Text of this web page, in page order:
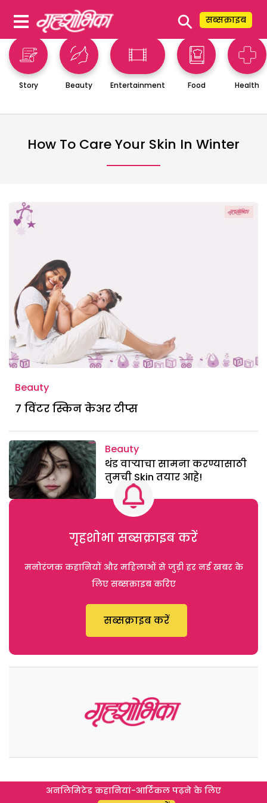
⚲ सब्सक्राइब
Story Beauty Entertainment Food Health
How To Care Your Skin In Winter
Beauty
७ विंटर स्किन केअर टीप्स
Beauty
थंड वाऱ्याचा सामना करण्यासाठी
तुमची Skin तयार आहे!
गृहशोभा सब्सक्राइब करें
मनोरंजक कहानियों और महिलाओं से जुड़ी हर नई खबर के
लिए सब्सक्राइब करिए
सब्सक्राइब करें
अनलिमिटेड कहानियां-आर्टिकल पढ़ने के लिए